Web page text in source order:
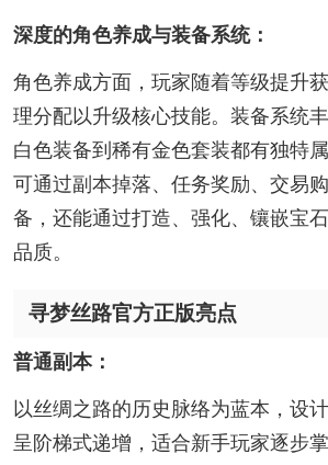
深度的角色养成与装备系统：
角色养成方面，玩家随着等级提升
理分配以升级核心技能。装备系统
白色装备到稀有金色套装都有独特
可通过副本掉落、任务奖励、交易
备，还能通过打造、强化、镶嵌宝
品质。
寻梦丝路官方正版亮点
普通副本：
以丝绸之路的历史脉络为蓝本，设
呈阶梯式递增，适合新手玩家逐步